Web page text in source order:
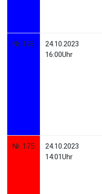
Nr. 176
24.10.2023
16:00Uhr
Nr. 175
24.10.2023
14:01Uhr